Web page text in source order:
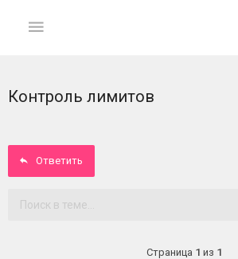
ГЛАВНАЯ
главную
Контроль лимитов
Ответить
Страница 1 из 1